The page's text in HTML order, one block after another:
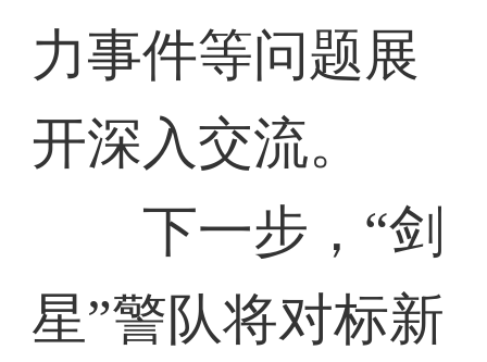
力事件等问题展
开深入交流。
下一步，“剑
星”警队将对标新